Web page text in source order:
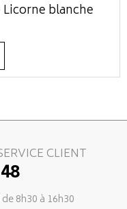
blanche
CLIENT
8h30 à 16h30